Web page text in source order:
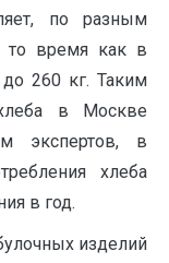
по разным
время как в
260 кг. Таким
в Москве
экспертов, в
хлеба
в год.
изделий